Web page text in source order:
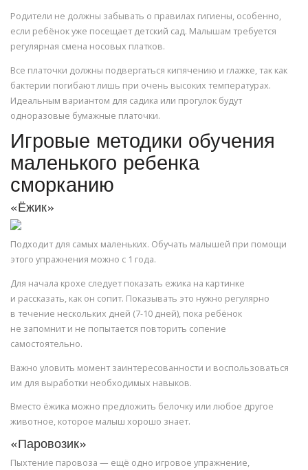
Родители не должны забывать о правилах гигиены, особенно,
если ребёнок уже посещает детский сад. Малышам требуется
регулярная смена носовых платков.
Все платочки должны подвергаться кипячению и глажке, так как
бактерии погибают лишь при очень высоких температурах.
Идеальным вариантом для садика или прогулок будут
одноразовые бумажные платочки.
Игровые методики обучения
маленького ребенка
сморканию
«Ёжик»
Подходит для самых маленьких. Обучать малышей при помощи
этого упражнения можно с 1 года.
Для начала крохе следует показать ежика на картинке
и рассказать, как он сопит. Показывать это нужно регулярно
в течение нескольких дней (7-10 дней), пока ребёнок
не запомнит и не попытается повторить сопение
самостоятельно.
Важно уловить момент заинтересованности и воспользоваться
им для выработки необходимых навыков.
Вместо ёжика можно предложить белочку или любое другое
животное, которое малыш хорошо знает.
«Паровозик»
Пыхтение паровоза — ещё одно игровое упражнение,